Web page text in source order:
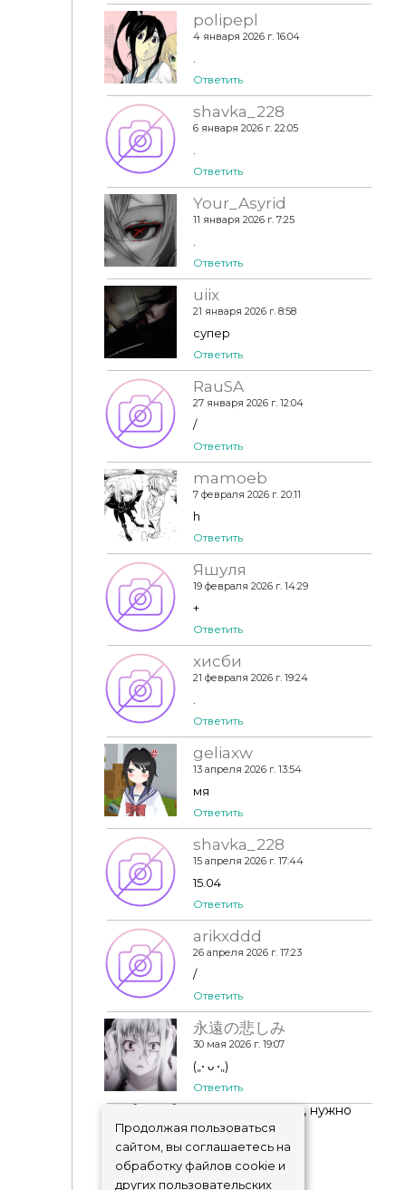
polipepl
4 января 2026 г. 16:04
Ответить
shavka_228
6 января 2026 г. 22:05
Ответить
Your_Asyrid
11 января 2026 г. 7:25
Ответить
uiix
21 января 2026 г. 8:58
супер
Ответить
RauSA
27 января 2026 г. 12:04
/
Ответить
mamoeb
7 февраля 2026 г. 20:11
h
Ответить
Яшуля
19 февраля 2026 г. 14:29
+
Ответить
хисби
21 февраля 2026 г. 19:24
Ответить
geliaxw
13 апреля 2026 г. 13:54
мя
Ответить
shavka_228
15 апреля 2026 г. 17:44
15.04
Ответить
arikxddd
26 апреля 2026 г. 17:23
/
Ответить
永遠の悲しみ
30 мая 2026 г. 19:07
(„• ᴗ •„)
Ответить
Чтобы добавить комментарий, нужно
авторизоваться !
Продолжая пользоваться
сайтом, вы соглашаетесь на
обработку файлов cookie и
других пользовательских